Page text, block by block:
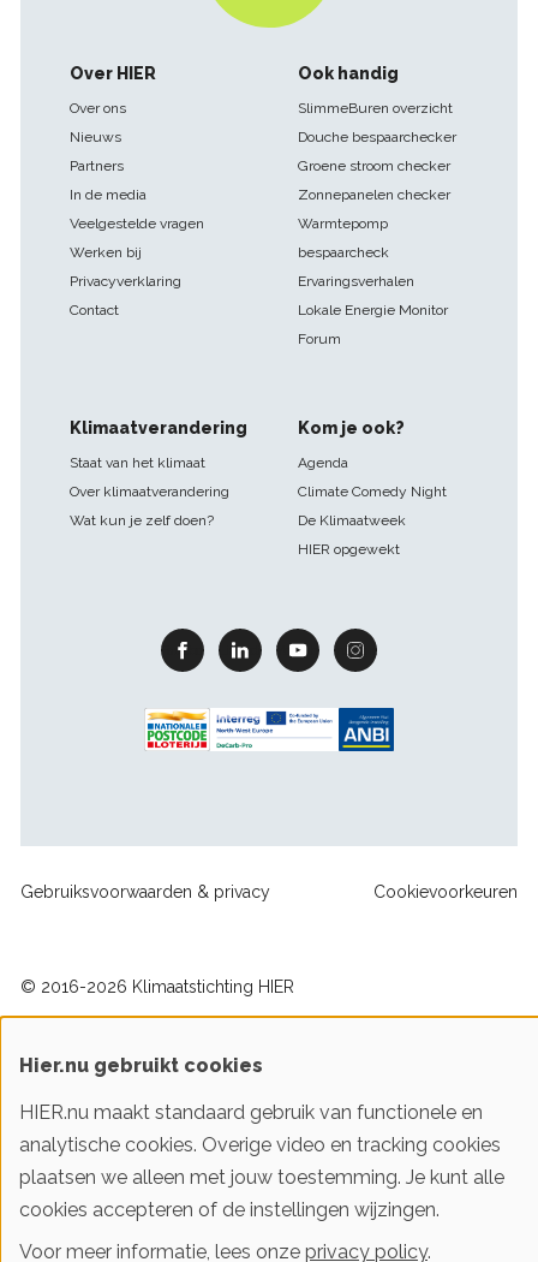
Footer
navigatie
Over HIER
Over ons
Nieuws
Partners
In de media
Veelgestelde vragen
Werken bij
Privacyverklaring
Contact
Ook handig
SlimmeBuren overzicht
Douche bespaarchecker
Groene stroom checker
Zonnepanelen checker
Warmtepomp
bespaarcheck
Ervaringsverhalen
Lokale Energie Monitor
Forum
Klimaatverandering
Staat van het klimaat
Over klimaatverandering
Wat kun je zelf doen?
Kom je ook?
Agenda
Climate Comedy Night
De Klimaatweek
HIER opgewekt
Facebook Linkedin Youtube Instagram
Footer
Gebruiksvoorwaarden & privacy Cookievoorkeuren
© 2016-2026 Klimaatstichting HIER
Iedereen slim met energie. HIER helpt je!
Hier.nu gebruikt cookies
HIER.nu maakt standaard gebruik van functionele en
analytische cookies. Overige video en tracking cookies
plaatsen we alleen met jouw toestemming. Je kunt alle
cookies accepteren of de instellingen wijzingen.
Voor meer informatie, lees onze privacy policy.